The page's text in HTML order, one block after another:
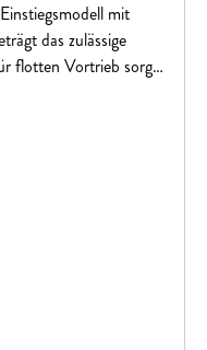
mit
das zulässige
flotten Vortrieb sorgt